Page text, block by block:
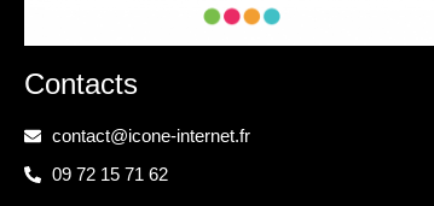
Contacts
contact@icone-internet.fr
09 72 15 71 62